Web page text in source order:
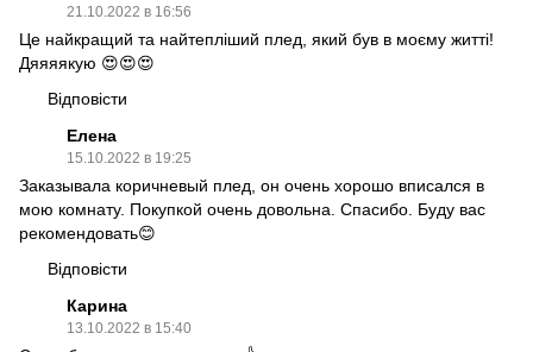
21.10.2022 в 16:56
Це найкращий та найтепліший плед, який був в моєму житті!
Дяяяякую 😍😍😍
Відповісти
Елена
15.10.2022 в 19:25
Заказывала коричневый плед, он очень хорошо вписался в
мою комнату. Покупкой очень довольна. Спасибо. Буду вас
рекомендовать😊
Відповісти
Карина
13.10.2022 в 15:40